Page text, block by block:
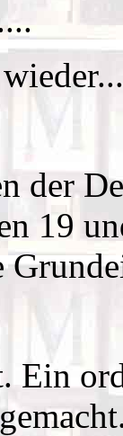
der
19
Ein